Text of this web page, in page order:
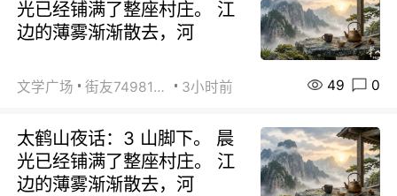
光已经铺满了整座村庄。 江
边的薄雾渐渐散去，河
文学广场 街友74981146 3小时前 49 0
太鹤山夜话：3 山脚下。 晨
光已经铺满了整座村庄。 江
边的薄雾渐渐散去，河